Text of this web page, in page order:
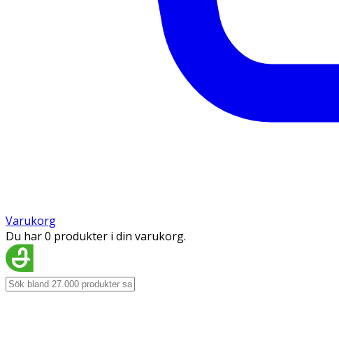
Varukorg
Du har 0 produkter i din varukorg.